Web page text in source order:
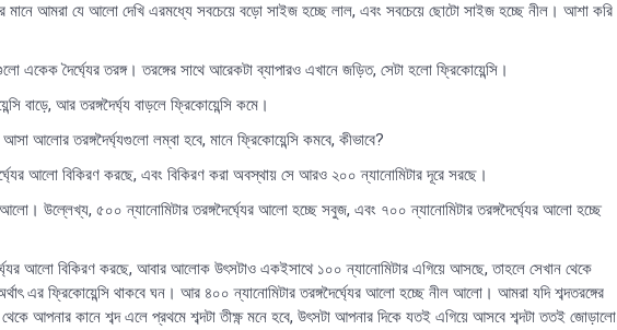
মানে আমরা যে আলো দেখি এরমধ্যে সবচেয়ে বড়ো সাইজ হচ্ছে লাল, এবং সবচেয়ে ছোটো সাইজ হচ্ছে নীল। আশা করি
দৈর্ঘ্যের তরঙ্গ। তরঙ্গের সাথে আরেকটা ব্যাপারও এখানে জড়িত, সেটা হলো ফ্রিকোয়েন্সি।
বাড়ে, আর তরঙ্গদৈর্ঘ্য বাড়লে ফ্রিকোয়েন্সি কমে।
আলোর তরঙ্গদৈর্ঘ্যগুলো লম্বা হবে, মানে ফ্রিকোয়েন্সি কমবে, কীভাবে?
আলো বিকিরণ করছে, এবং বিকিরণ করা অবস্থায় সে আরও ২০০ ন্যানোমিটার দূরে সরছে।
উল্লেখ্য, ৫০০ ন্যানোমিটার তরঙ্গদৈর্ঘ্যের আলো হচ্ছে সবুজ, এবং ৭০০ ন্যানোমিটার তরঙ্গদৈর্ঘ্যের আলো হচ্ছে
আলো বিকিরণ করছে, আবার আলোক উৎসটাও একইসাথে ১০০ ন্যানোমিটার এগিয়ে আসছে, তাহলে সেখান থেকে
এর ফ্রিকোয়েন্সি থাকবে ঘন। আর ৪০০ ন্যানোমিটার তরঙ্গদৈর্ঘ্যের আলো হচ্ছে নীল আলো। আমরা যদি শব্দতরঙ্গের
আপনার কানে শব্দ এলে প্রথমে শব্দটা তীক্ষ্ণ মনে হবে, উৎসটা আপনার দিকে যতই এগিয়ে আসবে শব্দটা ততই জোড়ালো